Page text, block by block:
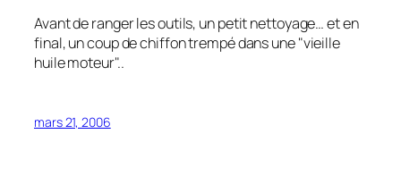
Avant de ranger les outils, un petit nettoyage… et en
final, un coup de chiffon trempé dans une "vieille
huile moteur"..
mars 21, 2006